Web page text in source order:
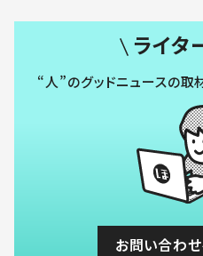
ライタ
“人”のグッドニュースの取
お問い合わ